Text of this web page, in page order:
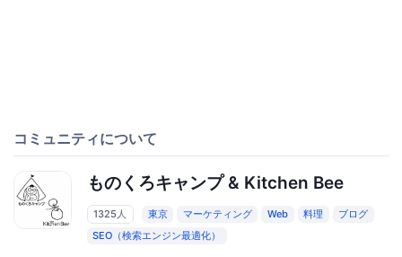
コミュニティについて
ものくろキャンプ & Kitchen Bee
1325人 東京 マーケティング Web 料理
ブログ
SEO（検索エンジン最適化）